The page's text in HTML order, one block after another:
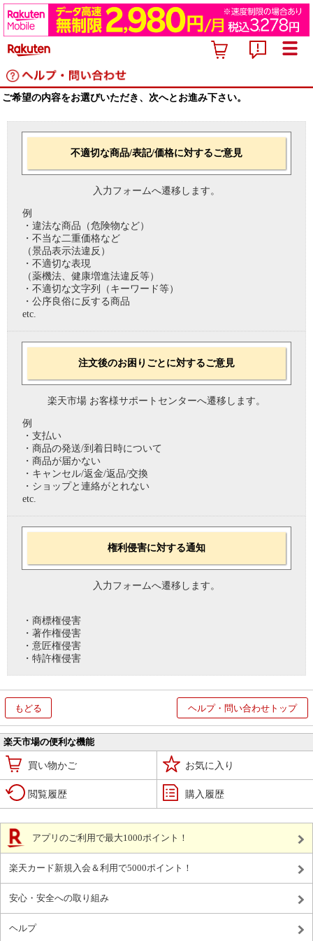
ご希望の内容をお選びいただき、次へとお進み下さい。
不適切な商品/表記/価格に対するご意見
入力フォームへ遷移します。
例
・違法な商品（危険物など）
・不当な二重価格など
（景品表示法違反）
・不適切な表現
（薬機法、健康増進法違反等）
・不適切な文字列（キーワード等）
・公序良俗に反する商品
etc.
注文後のお困りごとに対するご意見
楽天市場 お客様サポートセンターへ遷移します。
例
・支払い
・商品の発送/到着日時について
・商品が届かない
・キャンセル/返金/返品/交換
・ショップと連絡がとれない
etc.
権利侵害に対する通知
入力フォームへ遷移します。
・商標権侵害
・著作権侵害
・意匠権侵害
・特許権侵害
もどる ヘルプ・問い合わせトップ
楽天市場の便利な機能
買い物かご お気に入り
閲覧履歴 購入履歴
アプリのご利用で最大1000ポイント！
楽天カード新規入会＆利用で5000ポイント！
安心・安全への取り組み
ヘルプ